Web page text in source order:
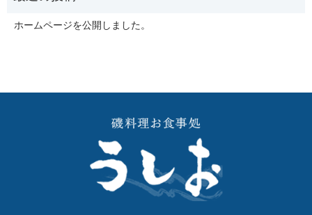
ホームページを公開しました。